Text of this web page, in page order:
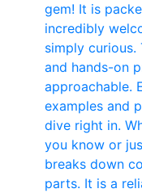
gem! It is
incredibly
simply
and hands-on
approachable.
examples and
dive right in.
you know or
breaks down
parts. It is a